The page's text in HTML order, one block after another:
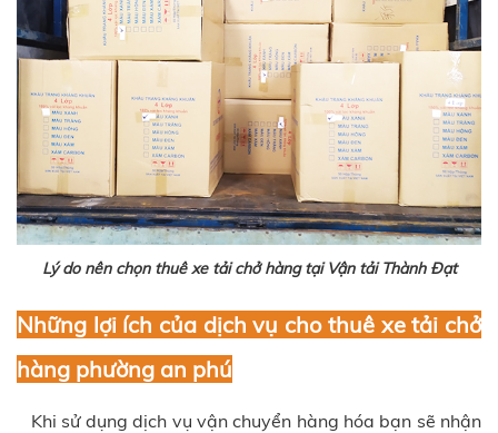
Lý do nên chọn thuê xe tải chở hàng tại Vận tải Thành Đạt
Những lợi ích của dịch vụ cho thuê xe tải chở
hàng phường an phú
Khi sử dụng dịch vụ vận chuyển hàng hóa bạn sẽ nhận